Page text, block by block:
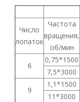
Число
лопаток
Частота
вращения,
об/мин
6
0,75*1500
7,5*3000
9
1,1*1500
11*3000